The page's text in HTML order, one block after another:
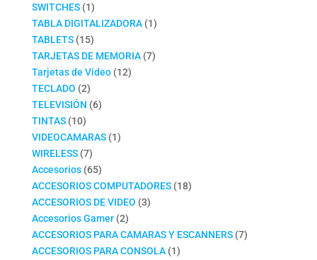
SWITCHES 11
producto
TABLA DIGITALIZADORA 11
TABLETS 1515
productos
TARJETAS DE MEMORIA 77
Tarjetas de Video 1212
TECLADO 22
productos
TELEVISIÓN 66
TINTAS 1010
productos
VIDEOCAMARAS 11
WIRELESS 77
productos
Accesorios 6565
productos
ACCESORIOS COMPUTADORES 1818
ACCESORIOS DE VIDEO 33
Accesorios Gamer 22
productos
ACCESORIOS PARA CAMARAS Y ESCANNERS 77
ACCESORIOS PARA CONSOLA 11